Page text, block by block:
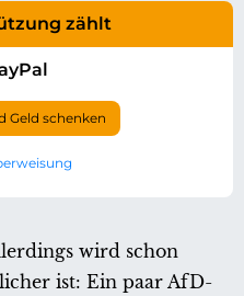
zählt
Geld schenken
wird schon
ist: Ein paar AfD-